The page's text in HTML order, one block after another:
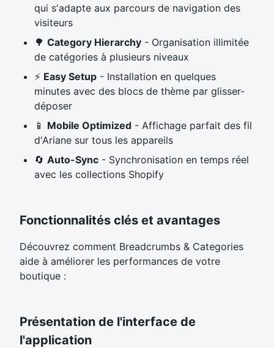
qui s'adapte aux parcours de navigation des
visiteurs
🌳 Category Hierarchy - Organisation illimitée
de catégories à plusieurs niveaux
⚡ Easy Setup - Installation en quelques
minutes avec des blocs de thème par glisser-
déposer
📱 Mobile Optimized - Affichage parfait des fil
d'Ariane sur tous les appareils
🔄 Auto-Sync - Synchronisation en temps réel
avec les collections Shopify
Fonctionnalités clés et avantages
Découvrez comment Breadcrumbs & Categories
aide à améliorer les performances de votre
boutique :
Présentation de l'interface de
l'application